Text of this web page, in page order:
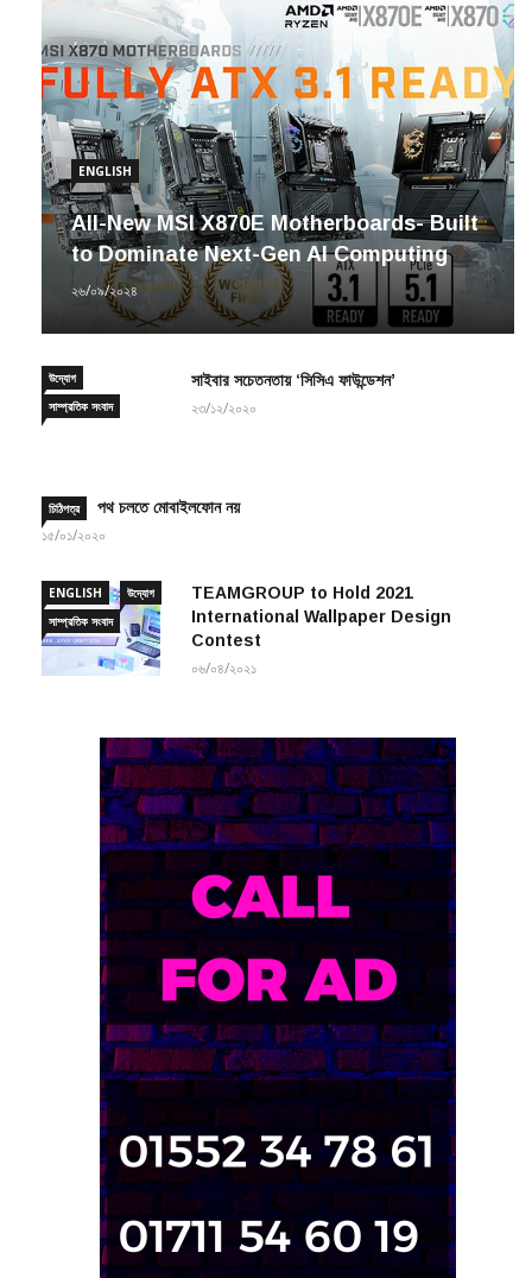
ENGLISH
All-New MSI X870E Motherboards- Built
to Dominate Next-Gen AI Computing
২৬/০৯/২০২৪
সাম্প্রতিক সংবাদ
২৩/১২/২০২০
১৫/০১/২০২০
সাম্প্রতিক সংবাদ
International Wallpaper Design
Contest
০৬/০৪/২০২১